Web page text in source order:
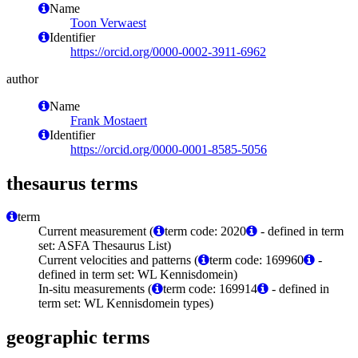
Name
Toon Verwaest
Identifier
https://orcid.org/0000-0002-3911-6962
author
Name
Frank Mostaert
Identifier
https://orcid.org/0000-0001-8585-5056
thesaurus terms
term
Current measurement (
term code: 2020
- defined in term
set: ASFA Thesaurus List)
Current velocities and patterns (
term code: 169960
-
defined in term set: WL Kennisdomein)
In-situ measurements (
term code: 169914
- defined in
term set: WL Kennisdomein types)
geographic terms